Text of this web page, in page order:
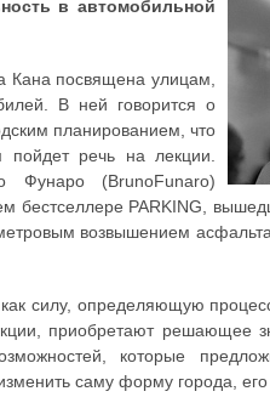
в автомобильной
Кана посвящена улицам,
В ней говорится о
планированием, что
пойдет речь на лекции.
Фунаро (BrunoFunaro)
бестселлере PARKING,
возвышением
силу, определяющую
приобретают решающее
которые
саму форму города,